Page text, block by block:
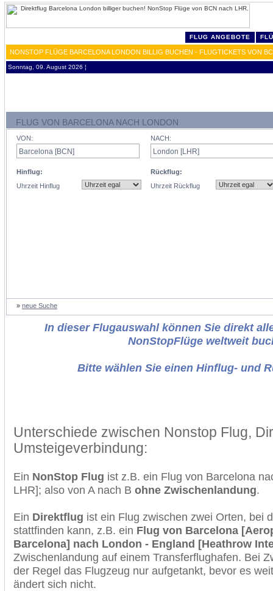
FLUG ANGEBOTE
NONSTOP FLÜGE BARCELONA LONDON BILLIG BUCHEN - FLUGTICKETS VON
Sonntag, 09. August 2026 ¦
FLUG VON BARCELONA NACH LONDON
VON:
Hinflug:
Uhrzeit Hinflug
NACH:
Rückflug:
Uhrzeit Rückflug
» neue Suche
In dieser Flugauswahl können Sie direkt
NonStopFlüge weltweit
Bitte wählen Sie einen Hinflug- und
Unterschiede zwischen Nonstop Flug,
Umsteigeverbindung:
Ein NonStop Flug ist z.B. ein Flug von Barcelona
LHR]; also von A nach B ohne Zwischenlandung.
Ein Direktflug ist ein Flug zwischen zwei Orten, bei
stattfinden kann, z.B. ein Flug von Barcelona
Barcelona] nach London - England [Heathrow
Zwischenlandung auf einem Transferflughafen. Bei
der Regel das Flugzeug nur aufgetankt, bevor es
ändert sich nicht.